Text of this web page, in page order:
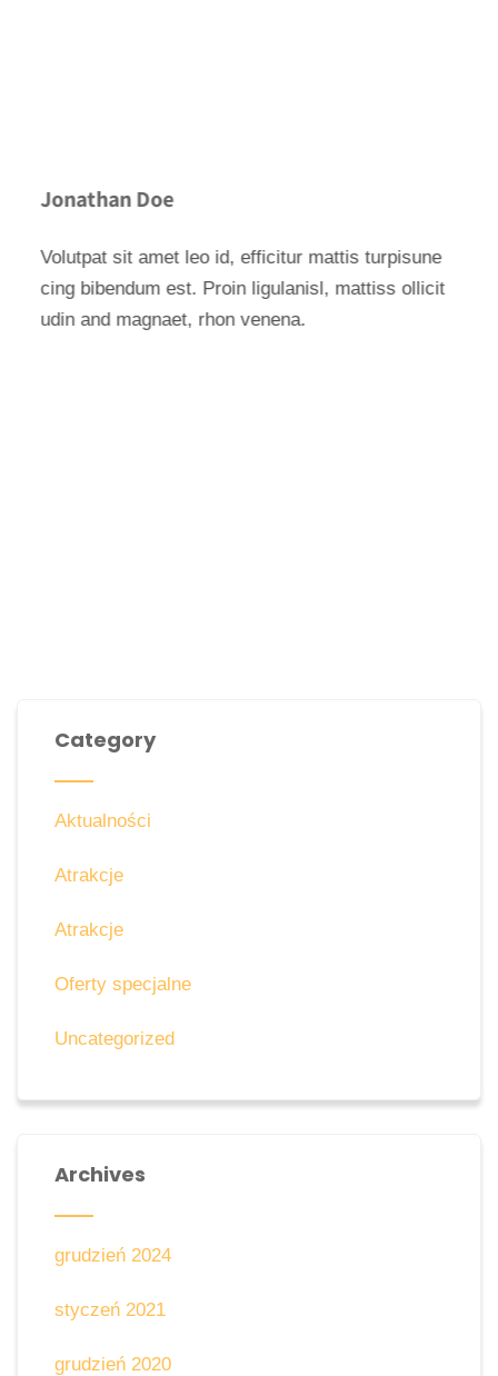
Jonathan Doe
Volutpat sit amet leo id, efficitur mattis turpisune
cing bibendum est. Proin ligulanisl, mattiss ollicit
udin and magnaet, rhon venena.
Category
Aktualności
Atrakcje
Atrakcje
Oferty specjalne
Uncategorized
Archives
grudzień 2024
styczeń 2021
grudzień 2020